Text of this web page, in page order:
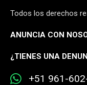
Todos los derechos
ANUNCIA CON
¿TIENES UNA
+51 961-